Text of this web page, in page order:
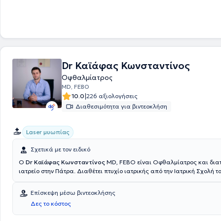
Dr Καϊάφας Κωνσταντίνος
Οφθαλμίατρος
MD, FEBO
10.0|226 αξιολογήσεις
Διαθεσιμότητα για βιντεοκλήση
Laser μυωπίας
Σχετικά με τον ειδικό
Ο Dr Καϊάφας Κωνσταντίνος MD, FEBO είναι Οφθαλμίατρος και
ιατρείο στην Πάτρα. Διαθέτει πτυχίο ιατρικής από την Ιατρική Σχολή
Κλινική Augenärzte OWL, ένα από τα μεγαλύτερα
όλη τη Βόρεια Ρηνανία-Βεστφαλία. Μετεκπαιδεύτηκε στην
Πανεπιστημιακή Οφθαλμολογική Κλινική HUG στη Γενεύη και στην
Οφθαλμολογική Κλινική Creteil, στο Παρίσι. Εκπόνησε διδακτορική
Επίσκεψη μέσω βιντεοκλήσης
Δες το κόστος